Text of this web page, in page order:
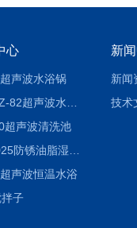
心
声波水浴锅
超声波清洗池
声波恒温水浴
子
新
新闻
技术